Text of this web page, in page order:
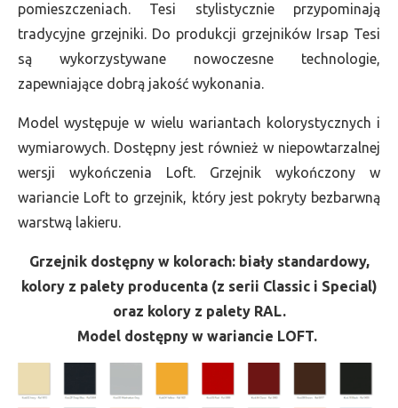
pomieszczeniach. Tesi stylistycznie przypominają
tradycyjne grzejniki. Do produkcji grzejników Irsap Tesi
są wykorzystywane nowoczesne technologie,
zapewniające dobrą jakość wykonania.
Model występuje w wielu wariantach kolorystycznych i
wymiarowych. Dostępny jest również w niepowtarzalnej
wersji wykończenia Loft. Grzejnik wykończony w
wariancie Loft to grzejnik, który jest pokryty bezbarwną
warstwą lakieru.
Grzejnik dostępny w kolorach: biały standardowy,
kolory z palety producenta (z serii Classic i Special)
oraz kolory z palety RAL.
Model dostępny w wariancie LOFT.